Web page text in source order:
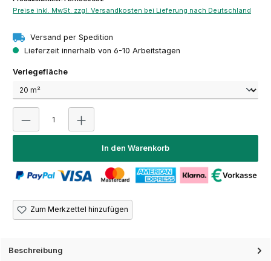
Preise inkl. MwSt. zzgl. Versandkosten bei Lieferung nach Deutschland
Versand per Spedition
Lieferzeit innerhalb von 6-10 Arbeitstagen
Verlegeflächeauswählen
In den Warenkorb
Zum Merkzettel hinzufügen
Beschreibung